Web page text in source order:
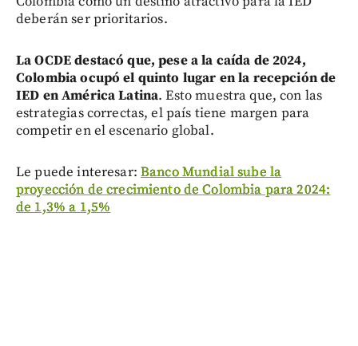
deberán ser prioritarios.
La OCDE destacó que, pese a la caída de 2024,
Colombia ocupó el quinto lugar en la recepción de
IED en América Latina. Esto muestra que, con las
estrategias correctas, el país tiene margen para
competir en el escenario global.
Le puede interesar: Banco Mundial sube la
proyección de crecimiento de Colombia para 2024:
de 1,3% a 1,5%